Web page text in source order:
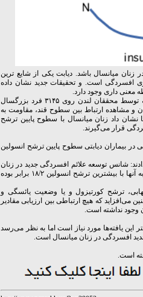
میانسال باشد. دیابت یکی از شایع ترین
افسردگی است. و تحقیقات جدید نشان داده
داری وجود دارد.
به گزارش خبرنگار سایت پزشکان بدون مرز، نتایج یک مطالعه توسط محققان لندن روی ۳۱۴۵ فرد بزرگسال
و نیز گروهی از مردان و مشاهده ارتباط بین سطوح قند، مقاومت به
داد زنان میانسال با سطوح پایین ترشح
بیماران دیابتی سطوح پایین ترشح انسولین
با انجام یک پیگیری ۵ ساله نشان دادند: شانس توسعه علائم افسردگی جدید در زنان
سالمند با کمترین میزان ترشح انسولین در مقایسه با زنان مشابه آنها با بیشترین ترشح انسولین ۱۸/۲ برابر بوده
ترشح کورتیزول و یا وضعیت یائسگی و
می‌افزاید که هیچ ارتباطی بین ارزیابی مقادیر
وجود نداشته است.
این یافته‌ها مورد نیاز است اما به نظر می‌رسد
افسردگی در زنان میانسال است.
است.